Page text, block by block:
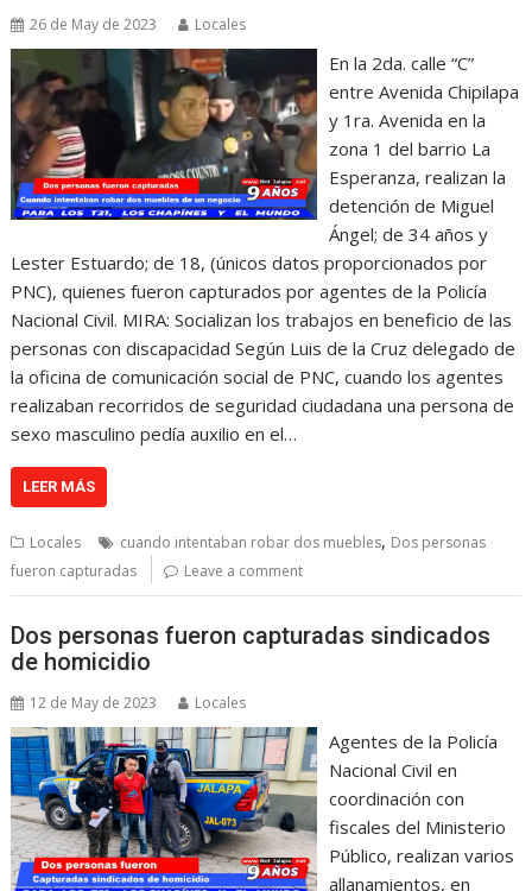
26 de May de 2023 Locales
En la 2da. calle “C”
entre Avenida Chipilapa
y 1ra. Avenida en la
zona 1 del barrio La
Esperanza, realizan la
detención de Miguel
Ángel; de 34 años y
Lester Estuardo; de 18, (únicos datos proporcionados por
PNC), quienes fueron capturados por agentes de la Policía
Nacional Civil. MIRA: Socializan los trabajos en beneficio de las
personas con discapacidad Según Luis de la Cruz delegado de
la oficina de comunicación social de PNC, cuando los agentes
realizaban recorridos de seguridad ciudadana una persona de
sexo masculino pedía auxilio en el…
LEER MÁS
Locales cuando intentaban robar dos muebles, Dos personas
fueron capturadas
Leave a comment
Dos personas fueron capturadas sindicados
de homicidio
12 de May de 2023 Locales
Agentes de la Policía
Nacional Civil en
coordinación con
fiscales del Ministerio
Público, realizan varios
allanamientos, en